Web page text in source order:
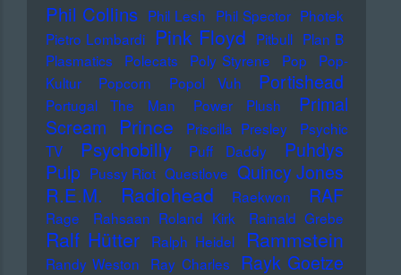
Phil Collins Phil Lesh Phil Spector Photek
Pietro Lombardi
Pink Floyd Pitbull Plan B
Plasmatics
Polecats Poly Styrene Pop
Pop-
Kultur
Popcorn Popol Vuh Portishead
Portugal The Man Power Plush
Primal
Scream
Prince Priscilla Presley
Psychic
TV
Psychobilly Puff Daddy
Puhdys
Pulp Pussy Riot Questlove Quincy Jones
R.E.M. Radiohead Raekwon RAF
Rage Rahsaan Roland Kirk Rainald Grebe
Ralf Hütter Ralph Heidel Rammstein
Randy Weston Ray Charles Rayk Goetze